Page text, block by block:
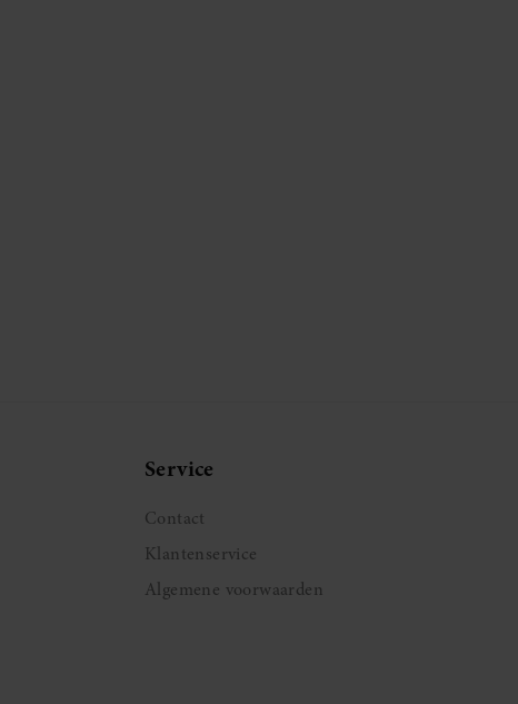
Service
Contact
Klantenservice
Algemene voorwaarden